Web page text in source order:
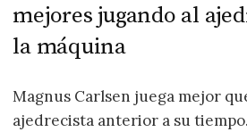
mejores jugando al
la máquina
Magnus Carlsen juega mejor
ajedrecista anterior a su